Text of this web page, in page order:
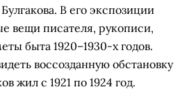
В его экспозиции
вещи писателя, рукописи,
быта 1920–1930-х годов.
воссозданную обстановку
жил с 1921 по 1924 год.